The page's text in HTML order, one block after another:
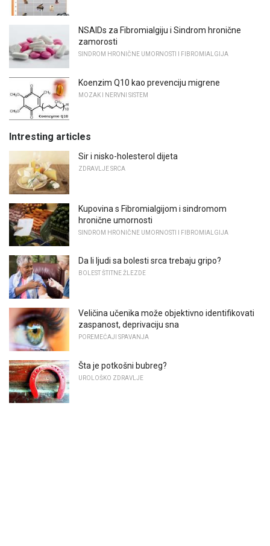
NSAIDs za Fibromialgiju i Sindrom hronične
zamorosti
SINDROM HRONIČNE UMORNOSTI I FIBROMIALGIJA
Koenzim Q10 kao prevenciju migrene
MOZAK I NERVNI SISTEM
Intresting articles
Sir i nisko-holesterol dijeta
ZDRAVLJE SRCA
Kupovina s Fibromialgijom i sindromom
hronične umornosti
SINDROM HRONIČNE UMORNOSTI I FIBROMIALGIJA
Da li ljudi sa bolesti srca trebaju gripo?
BOLEST ŠTITNE ŽLEZDE
Veličina učenika može objektivno identifikovati
zaspanost, deprivaciju sna
POREMEĆAJI SPAVANJA
Šta je potkošni bubreg?
UROLOŠKO ZDRAVLJE